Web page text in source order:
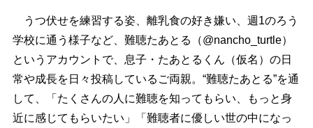
うつ伏せを練習する姿、離乳食の好き嫌い、週1のろう
学校に通う様子など、難聴たあとる（@nancho_turtle）
というアカウントで、息子・たあとるくん（仮名）の日
常や成長を日々投稿しているご両親。“難聴たあとる”を通
して、「たくさんの人に難聴を知ってもらい、もっと身
近に感じてもらいたい」「難聴者に優しい世の中になっ